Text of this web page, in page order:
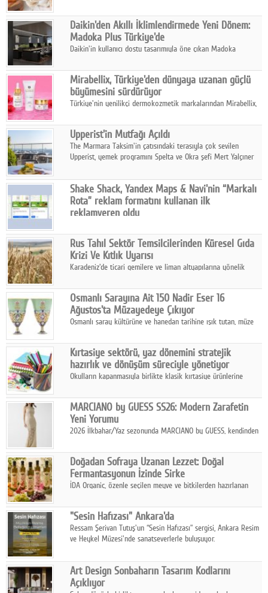
ıhlamur gibi içeceklerde tercih ettiğini ortaya koyuyor.
Daikin'den Akıllı İklimlendirmede Yeni Dönem:
Madoka Plus Türkiye'de
Daikin'in kullanıcı dostu tasarımıyla öne çıkan Madoka
kontrol ünitesi Madoka Plus Türkiye'de satışa sunuldu.
Mirabellix, Türkiye'den dünyaya uzanan güçlü
büyümesini sürdürüyor
Türkiye'nin yenilikçi dermokozmetik markalarından Mirabellix,
ürünleriyle hem yurt içinde hem de uluslararası pazarlarda
büyümesini sürdürüyor.
Upperist'in Mutfağı Açıldı
The Marmara Taksim'in çatısındaki terasıyla çok sevilen
Upperist, yemek programını Spelta ve Okra şefi Mert Yalçıner
Shake Shack, Yandex Maps & Navi'nin “Markalı
Rota” reklam formatını kullanan ilk
reklamveren oldu
artırmak amacıyla Cereyan Medya ve Yandex Ads iş birliğiyle
Yandex Maps & Navi'nin yeni "Markalı Rota" reklam formatını
kullanan ilk marka oldu.
Rus Tahıl Sektör Temsilcilerinden Küresel Gıda
Krizi Ve Kıtlık Uyarısı
Karadeniz'de ticari gemilere ve liman altyapılarına yönelik
geçirdi.
Osmanlı Sarayına Ait 150 Nadir Eser 16
Ağustos'ta Müzayedeye Çıkıyor
Osmanlı saray kültürüne ve hanedan tarihine ışık tutan, müze
Ağustos'ta Arthill Müzecilik'in düzenleyeceği özel müzayedede
koleksiyonerlerle buluşuyor
Kırtasiye sektörü, yaz dönemini stratejik
hazırlık ve dönüşüm süreciyle yönetiyor
Okulların kapanmasıyla birlikte klasik kırtasiye ürünlerine
sanat ve eğitici aktivite ürünleriyle dinamik bir biçimde
geçiriyor.
MARCIANO by GUESS SS26: Modern Zarafetin
Yeni Yorumu
2026 İlkbahar/Yaz sezonunda MARCIANO by GUESS, kendinden
Doğadan Sofraya Uzanan Lezzet: Doğal
Fermantasyonun İzinde Sirke
İDA Organic, özenle seçilen meyve ve bitkilerden hazırlanan
sofralarına taşıyor.
"Sesin Hafızası" Ankara'da
Ressam Şerivan Tutuş'un “Sesin Hafızası” sergisi, Ankara Resim
ve Heykel Müzesi'nde sanatseverlerle buluşuyor.
Art Design Sonbaharın Tasarım Kodlarını
Açıklıyor